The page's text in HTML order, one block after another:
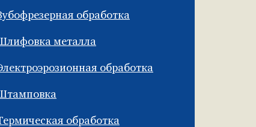
обработка
металла
обработка
обработка